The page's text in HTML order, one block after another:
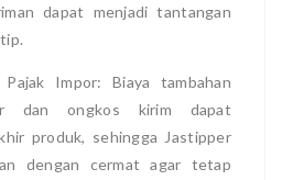
dapat menjadi tantangan
Impor: Biaya tambahan
dan ongkos kirim dapat
produk, sehingga Jastipper
dengan cermat agar tetap